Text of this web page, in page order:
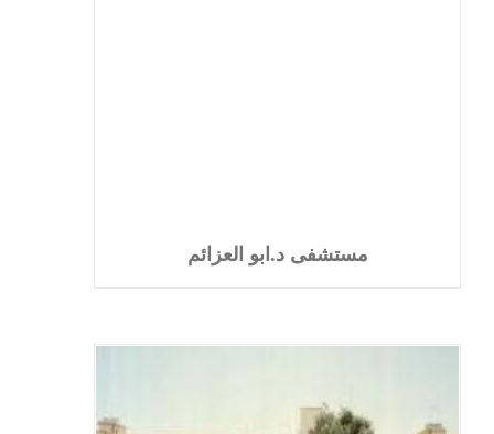
مستشفى د.ابو العزائم